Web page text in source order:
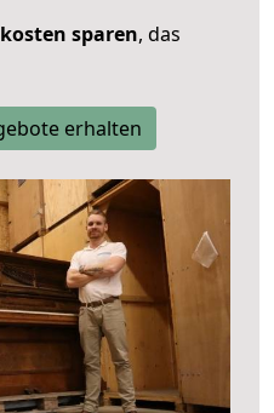
sparen, das
erhalten